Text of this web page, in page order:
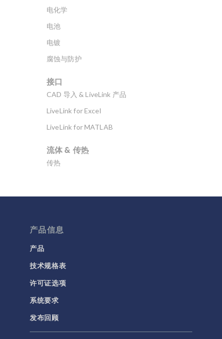
电化学
电池
电镀
腐蚀与防护
接口
CAD 导入 & LiveLink 产品
LiveLink for Excel
LiveLink for MATLAB
流体 & 传热
传热
多孔介质流动
流体流动颗粒跟踪
电磁学
RF 与微波工程
低频电磁学
半导体器件
产品信息
产品
技术规格表
许可证选项
系统要求
发布回顾